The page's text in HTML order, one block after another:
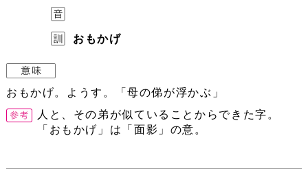
おもかげ
おもかげ。ようす。「母の俤が浮かぶ」
人と、その弟が似ていることからできた字。
「おもかげ」は「面影」の意。